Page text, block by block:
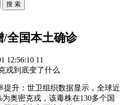
搜 索
/全国本土确诊
12:56:10 11
戎到底变了什么
提升：世卫组织数据显示，全球近
奥密克戎，该毒株在130多个国